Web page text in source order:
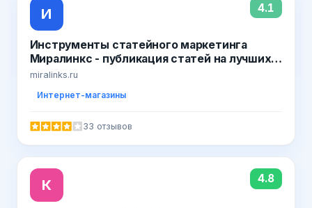
И 4.1
Инструменты статейного маркетинга
Миралинкс - публикация статей на лучших
сайтах Рунета навсегда! Управление
размещение статей на сайтах СМИ,
пресс-релизы.. Официальные отзывы о сай
miralinks.ru
Интернет-магазины
33 отзывов
К 4.8